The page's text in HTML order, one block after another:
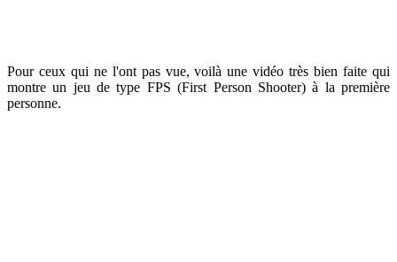
Pour ceux qui ne l'ont pas vue, voilà une vidéo très bien faite qui
montre un jeu de type FPS (First Person Shooter) à la première
personne.